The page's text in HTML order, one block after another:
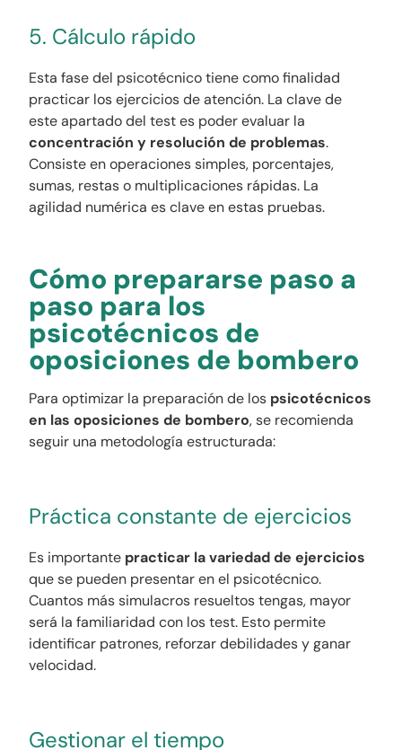
5. Cálculo rápido
Esta fase del psicotécnico tiene como finalidad
practicar los ejercicios de atención. La clave de
este apartado del test es poder evaluar la
concentración y resolución de problemas.
Consiste en operaciones simples, porcentajes,
sumas, restas o multiplicaciones rápidas. La
agilidad numérica es clave en estas pruebas.
Cómo prepararse paso a
paso para los
psicotécnicos de
oposiciones de bombero
Para optimizar la preparación de los psicotécnicos
en las oposiciones de bombero, se recomienda
seguir una metodología estructurada:
Práctica constante de ejercicios
Es importante practicar la variedad de ejercicios
que se pueden presentar en el psicotécnico.
Cuantos más simulacros resueltos tengas, mayor
será la familiaridad con los test. Esto permite
identificar patrones, reforzar debilidades y ganar
velocidad.
Gestionar el tiempo